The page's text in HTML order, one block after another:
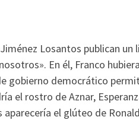
Losantos publican
En él, Franco
gobierno democrático
el rostro de Aznar,
aparecería el glúteo de